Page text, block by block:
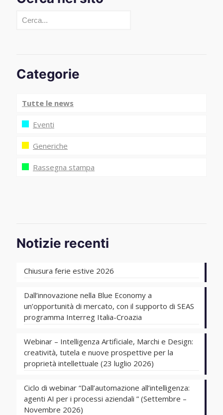
Cerca
Categorie
Tutte le news
Eventi
Generiche
Rassegna stampa
Notizie recenti
Chiusura ferie estive 2026
Dall’innovazione nella Blue Economy a
un’opportunità di mercato, con il supporto di SEAS
programma Interreg Italia-Croazia
Webinar – Intelligenza Artificiale, Marchi e Design:
creatività, tutela e nuove prospettive per la
proprietà intellettuale (23 luglio 2026)
Ciclo di webinar “Dall’automazione all’intelligenza:
agenti AI per i processi aziendali ” (Settembre –
Novembre 2026)